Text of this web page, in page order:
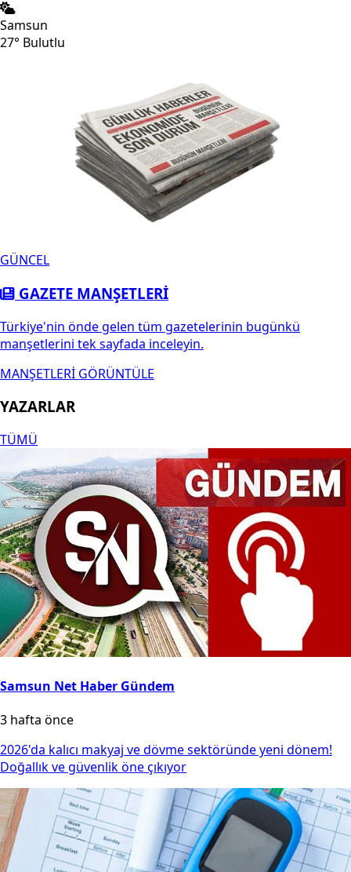
Samsun
27° Bulutlu
GÜNCEL
GAZETE MANŞETLERİ
Türkiye'nin önde gelen tüm gazetelerinin bugünkü
manşetlerini tek sayfada inceleyin.
MANŞETLERİ GÖRÜNTÜLE
YAZARLAR
TÜMÜ
Samsun Net Haber Gündem
3 hafta önce
2026'da kalıcı makyaj ve dövme sektöründe yeni dönem!
Doğallık ve güvenlik öne çıkıyor